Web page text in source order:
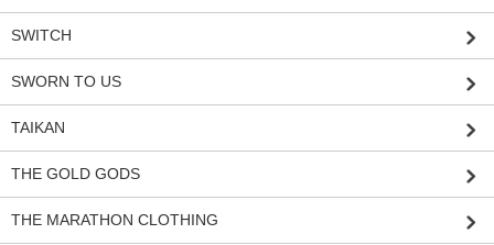
SWITCH
SWORN TO US
TAIKAN
THE GOLD GODS
THE MARATHON CLOTHING